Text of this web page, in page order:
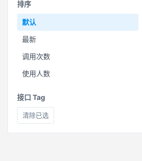
排序
默认
最新
调用次数
使用人数
接口 Tag
清除已选